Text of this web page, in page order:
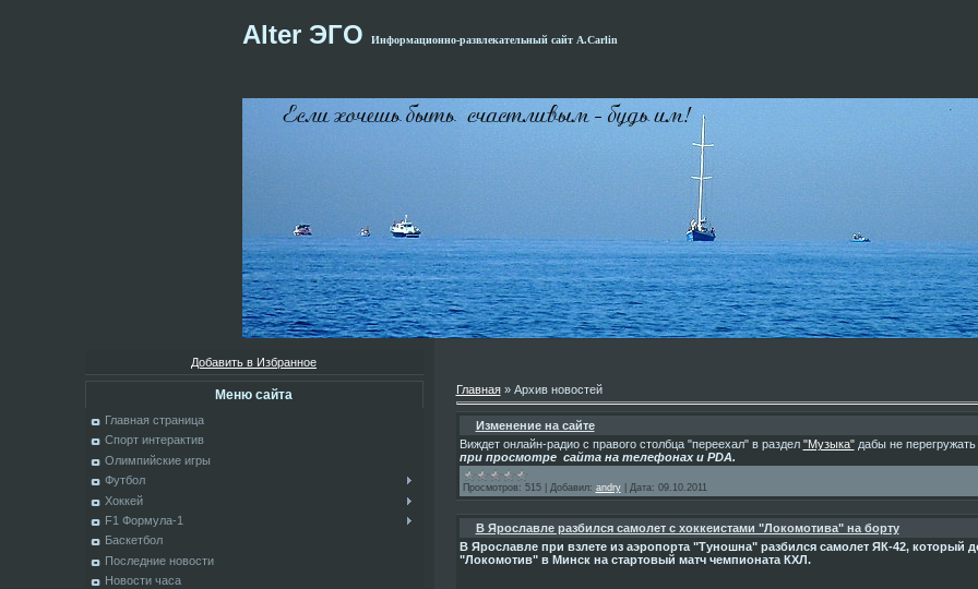
Alter ЭГО Информационно-развлекательный сайт А.Carlin
Добавить в Избранное
Меню сайта
Главная страница
Спорт интерактив
Олимпийские игры
Футбол
Хоккей
F1 Формула-1
Баскетбол
Последние новости
Новости часа
Главная» Архив новостей
Изменение на сайте
Виждет онлайн-радио с правого столбца "переехал" в раздел "Музыка"дабы не
при просмотре сайта на телефонах и PDA.
Просмотров: 515 Добавил: andry Дата: 09.10.2011
В Ярославле разбился самолет с хоккеистами "Локомотива" на борту
В Ярославле при взлете из аэропорта "Туношна" разбился самолет ЯК-42, который
"Локомотив" в Минск на стартовый матч чемпионата КХЛ.